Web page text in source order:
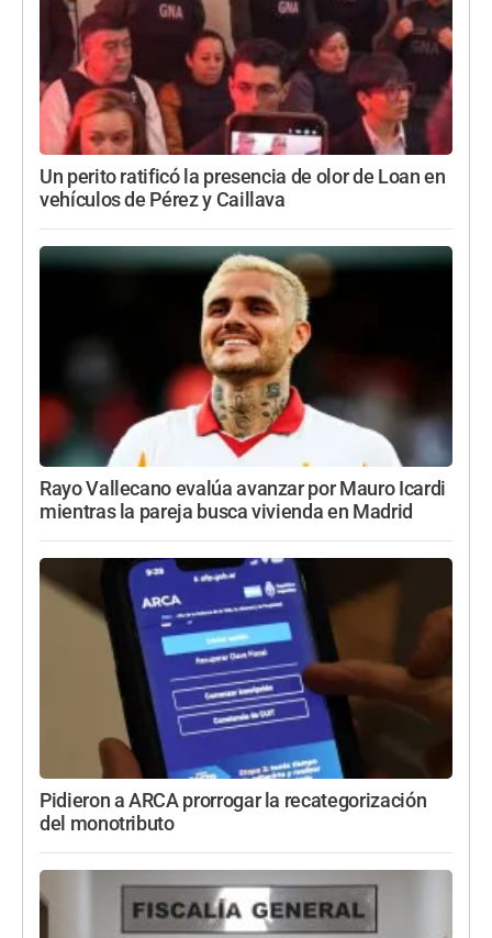
Un perito ratificó la presencia de olor de Loan en
vehículos de Pérez y Caillava
Rayo Vallecano evalúa avanzar por Mauro Icardi
mientras la pareja busca vivienda en Madrid
Pidieron a ARCA prorrogar la recategorización
del monotributo